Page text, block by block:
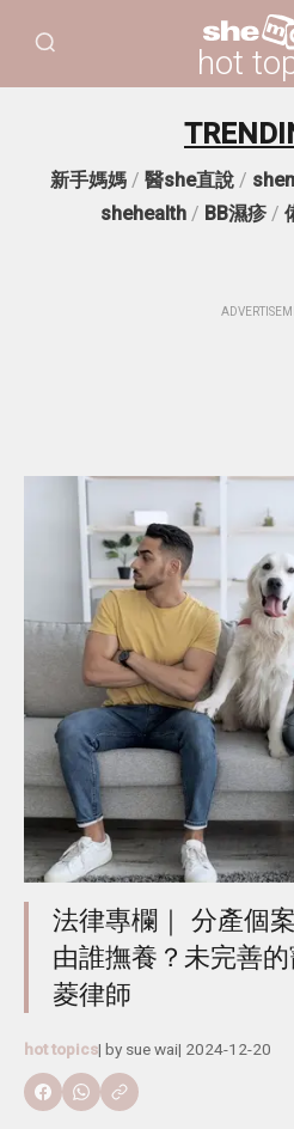
hot
新手媽媽/ 醫she直說/
shehealth/ BB濕疹/
法律專欄｜ 分產個
由誰撫養？未完善
菱律師
hot topics| by sue wai| 2024-12-20